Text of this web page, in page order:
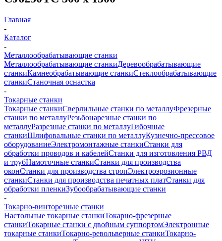
Главная
-
Каталог
-
Металлообрабатывающие станки
Металлообрабатывающие станкиДеревообрабатывающие
станкиКамнеобрабатывающие станкиСтеклообрабатывающие
станкиСтаночная оснастка
-
Токарные станки
Токарные станкиСверлильные станки по металлуФрезерные
станки по металлуРезьбонарезные станки по
металлуРазрезные станки по металлуГибочные
станкиШлифовальные станки по металлуКузнечно-прессовое
оборудованиеЭлектромонтажные станкиСтанки для
обработки проводов и кабелейСтанки для изготовления РВД
и трубНамоточные станкиСтанки для производства
оконСтанки для производства стропЭлектроэрозионные
станкиСтанки для производства печатных платСтанки для
обработки пленкиЗубообрабатывающие станки
-
Токарно-винторезные станки
Настольные токарные станкиТокарно-фрезерные
станкиТокарные станки с двойным суппортомЭлектронные
токарные станкиТокарно-револьверные станкиТокарно-